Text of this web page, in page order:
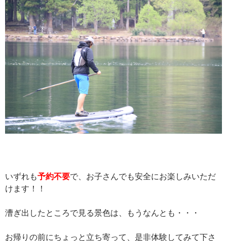
いずれも予約不要で、お子さんでも安全にお楽しみいただ
けます！！
漕ぎ出したところで見る景色は、もうなんとも・・・
お帰りの前にちょっと立ち寄って、是非体験してみて下さ